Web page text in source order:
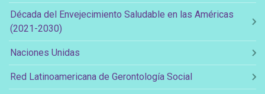
Década del Envejecimiento Saludable en las Américas
(2021-2030)
Naciones Unidas
Red Latinoamericana de Gerontología Social